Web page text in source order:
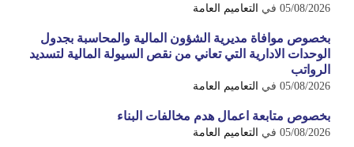
05/08/2026 في التعاميم العامة
بخصوص موافاة مديرية الشؤون المالية والمحاسبة بجدول
الوحدات الادارية التي تعاني من نقص السيولة المالية لتسديد
الرواتب
05/08/2026 في التعاميم العامة
بخصوص متابعة اعمال هدم مخالفات البناء
05/08/2026 في التعاميم العامة